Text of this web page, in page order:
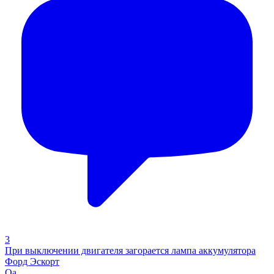
3
При выключении двигателя загорается лампа аккумулятора
Форд Эскорт